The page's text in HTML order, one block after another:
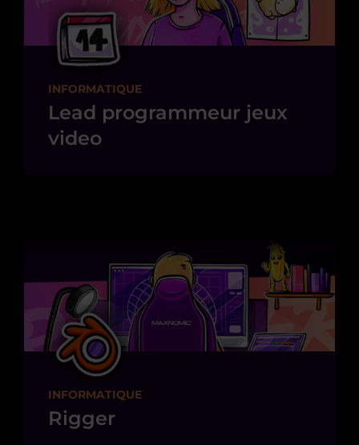
INFORMATIQUE
Lead programmeur jeux
video
INFORMATIQUE
Rigger